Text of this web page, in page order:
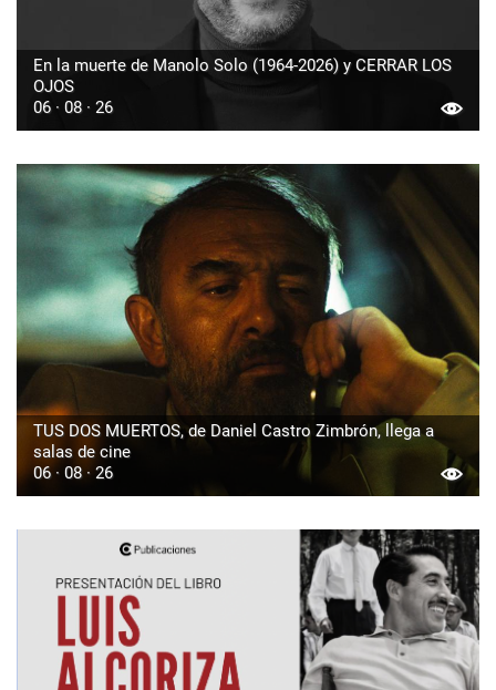
En la muerte de Manolo Solo (1964-2026) y CERRAR LOS
OJOS
06 · 08 · 26
TUS DOS MUERTOS, de Daniel Castro Zimbrón, llega a
salas de cine
06 · 08 · 26